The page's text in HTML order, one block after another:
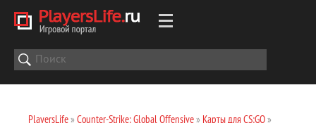
PlayersLife» Counter-Strike: Global Offensive» Карты для CS:GO»